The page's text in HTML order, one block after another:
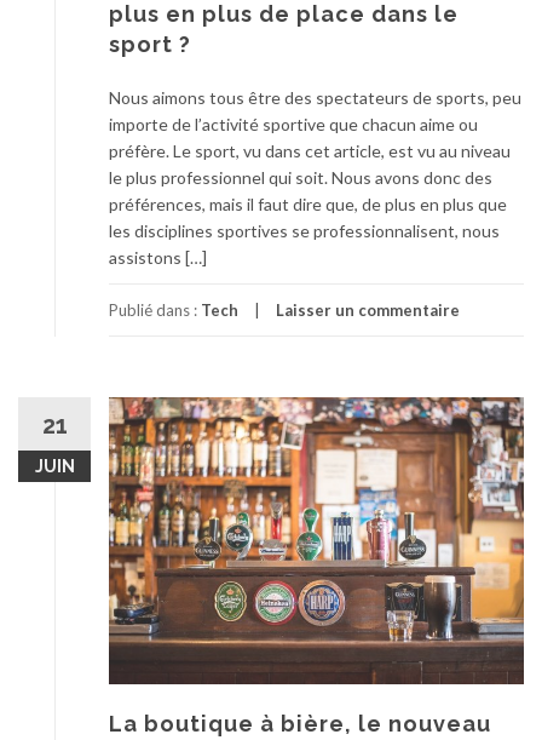
plus en plus de place dans le
sport ?
Nous aimons tous être des spectateurs de sports, peu
importe de l’activité sportive que chacun aime ou
préfère. Le sport, vu dans cet article, est vu au niveau
le plus professionnel qui soit. Nous avons donc des
préférences, mais il faut dire que, de plus en plus que
les disciplines sportives se professionnalisent, nous
assistons […]
Publié dans : Tech Laisser un commentaire
21
JUIN
La boutique à bière, le nouveau